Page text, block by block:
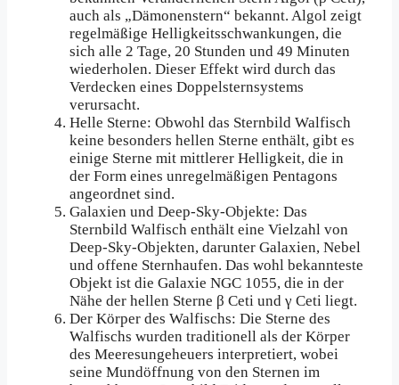
auch als „Dämonenstern“ bekannt. Algol zeigt
regelmäßige Helligkeitsschwankungen, die
sich alle 2 Tage, 20 Stunden und 49 Minuten
wiederholen. Dieser Effekt wird durch das
Verdecken eines Doppelsternsystems
verursacht.
Helle Sterne: Obwohl das Sternbild Walfisch
keine besonders hellen Sterne enthält, gibt es
einige Sterne mit mittlerer Helligkeit, die in
der Form eines unregelmäßigen Pentagons
angeordnet sind.
Galaxien und Deep-Sky-Objekte: Das
Sternbild Walfisch enthält eine Vielzahl von
Deep-Sky-Objekten, darunter Galaxien, Nebel
und offene Sternhaufen. Das wohl bekannteste
Objekt ist die Galaxie NGC 1055, die in der
Nähe der hellen Sterne β Ceti und γ Ceti liegt.
Der Körper des Walfischs: Die Sterne des
Walfischs wurden traditionell als der Körper
des Meeresungeheuers interpretiert, wobei
seine Mundöffnung von den Sternen im